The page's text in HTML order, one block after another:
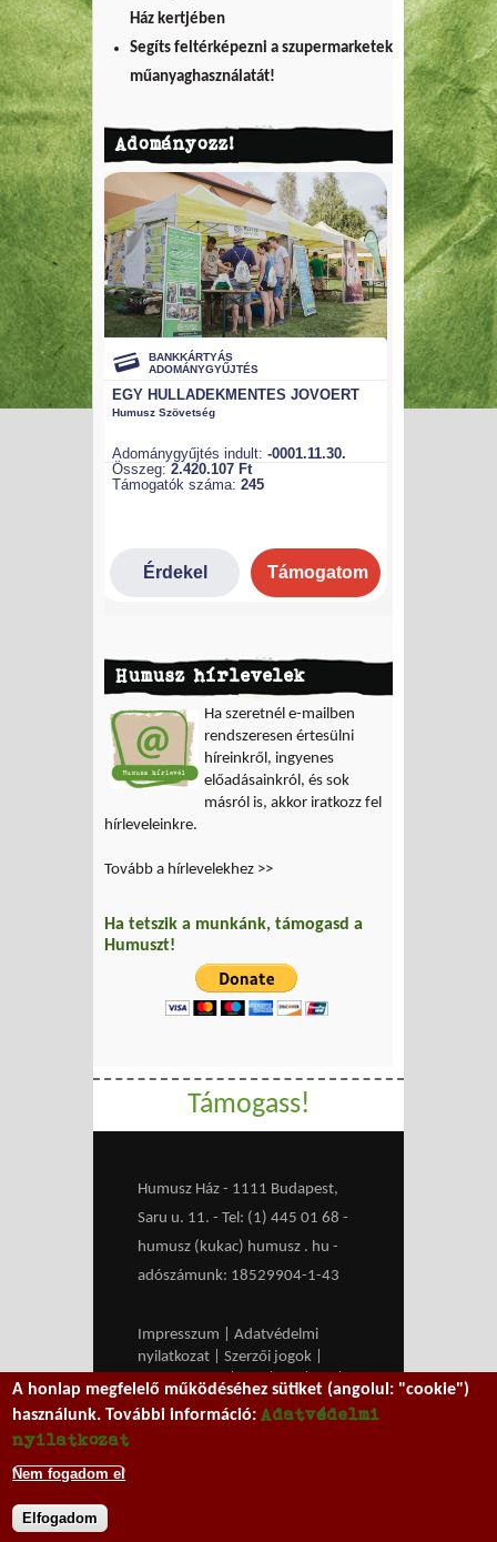
Ház kertjében
Segíts feltérképezni a szupermarketek
műanyaghasználatát!
Adományozz!
Humusz hírlevelek
Ha szeretnél e-mailben
rendszeresen értesülni
híreinkről, ingyenes
előadásainkról, és sok
másról is, akkor iratkozz fel
hírleveleinkre.
Tovább a hírlevelekhez >>
Ha tetszik a munkánk, támogasd a
Humuszt!
Támogass!
Humusz Ház - 1111 Budapest,
Saru u. 11. - Tel: (1) 445 01 68 -
humusz (kukac) humusz . hu -
adószámunk: 18529904-1-43
Impresszum
Adatvédelmi
nyilatkozat
Szerzői jogok
Médiaajánlat
RSS HU| EN
A honlap megfelelő működéséhez sütiket (angolul: "cookie")
használunk. További információ:Adatvédelmi
nyilatkozat
Nem fogadom el
Elfogadom